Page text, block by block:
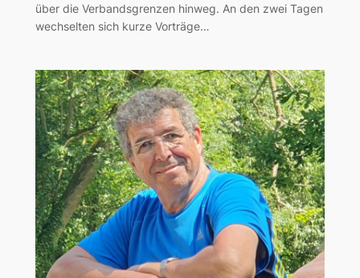
über die Verbandsgrenzen hinweg. An den zwei Tagen
wechselten sich kurze Vorträge…